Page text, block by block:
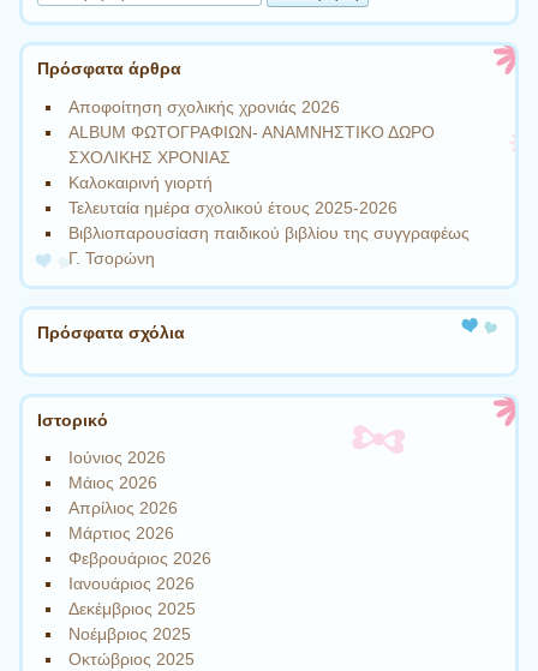
Πρόσφατα άρθρα
Αποφοίτηση σχολικής χρονιάς 2026
ALBUM ΦΩΤΟΓΡΑΦΙΩΝ- ΑΝΑΜΝΗΣΤΙΚΟ ΔΩΡΟ
ΣΧΟΛΙΚΗΣ ΧΡΟΝΙΑΣ
Καλοκαιρινή γιορτή
Τελευταία ημέρα σχολικού έτους 2025-2026
Βιβλιοπαρουσίαση παιδικού βιβλίου της συγγραφέως
Γ. Τσορώνη
Πρόσφατα σχόλια
Ιστορικό
Ιούνιος 2026
Μάιος 2026
Απρίλιος 2026
Μάρτιος 2026
Φεβρουάριος 2026
Ιανουάριος 2026
Δεκέμβριος 2025
Νοέμβριος 2025
Οκτώβριος 2025